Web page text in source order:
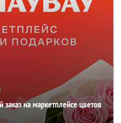
на маркетплейсе цветов